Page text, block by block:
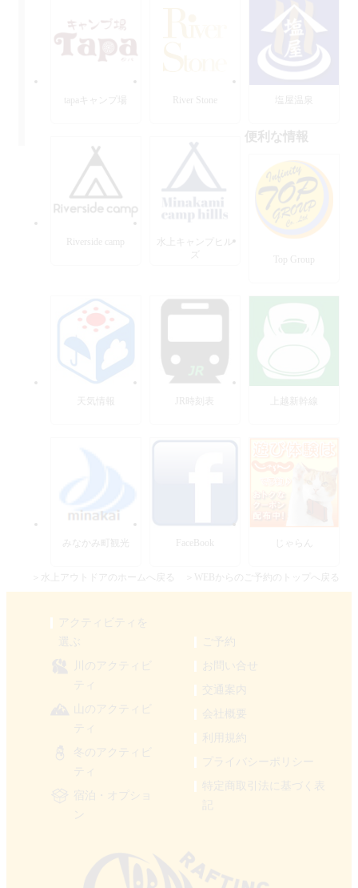
tapaキャンプ場 River Stone 塩屋温泉
Riverside camp
水上キャンプヒル
便利な情報
Top Group
天気情報 JR時刻表
みなかみ町観光 FaceBook じゃらん
＞水上アウトドアのホームへ戻る ＞WEBからのご予約のトップへ戻る
アクティビティを
川のアクティビ
ティ
山のアクティビ
ティ
冬のアクティビ
ティ
宿泊・オプショ
ン
ご予約
お問い合せ
交通案内
会社概要
利用規約
プライバシーポリシー
特定商取引法に基づく表
記